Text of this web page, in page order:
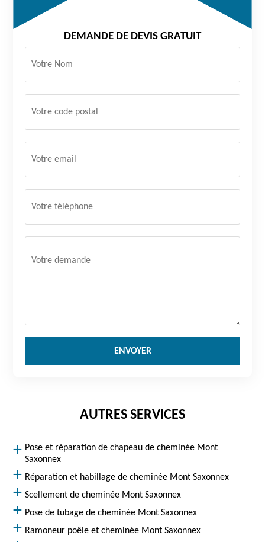
DEMANDE DE DEVIS GRATUIT
AUTRES SERVICES
Pose et réparation de chapeau de cheminée Mont
Saxonnex
Réparation et habillage de cheminée Mont Saxonnex
Scellement de cheminée Mont Saxonnex
Pose de tubage de cheminée Mont Saxonnex
Ramoneur poêle et cheminée Mont Saxonnex